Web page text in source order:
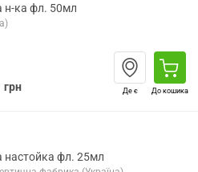
н-ка фл. 50мл
грн Де є До кошика
настойка фл. 25мл